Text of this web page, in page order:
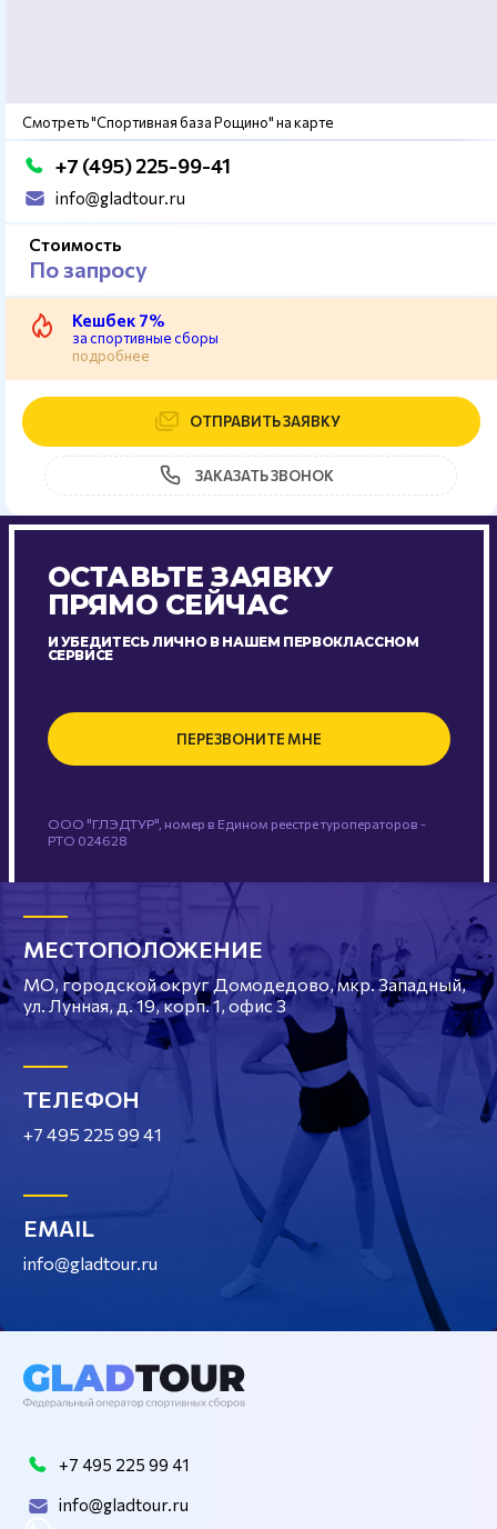
Смотреть "Спортивная база Рощино" на карте
+7 (495) 225-99-41
info@gladtour.ru
Стоимость
По запросу
Кешбек 7%
за спортивные сборы
подробнее
ОТПРАВИТЬ ЗАЯВКУ
ЗАКАЗАТЬ ЗВОНОК
ОСТАВЬТЕ ЗАЯВКУ
ПРЯМО СЕЙЧАС
И УБЕДИТЕСЬ ЛИЧНО В НАШЕМ ПЕРВОКЛАССНОМ
СЕРВИСЕ
ПЕРЕЗВОНИТЕ МНЕ
ООО "ГЛЭДТУР", номер в Едином реестре туроператоров -
РТО 024628
МЕСТОПОЛОЖЕНИЕ
МО, городской округ Домодедово, мкр. Западный,
ул. Лунная, д. 19, корп. 1, офис 3
ТЕЛЕФОН
+7 495 225 99 41
EMAIL
info@gladtour.ru
+7 495 225 99 41
info@gladtour.ru